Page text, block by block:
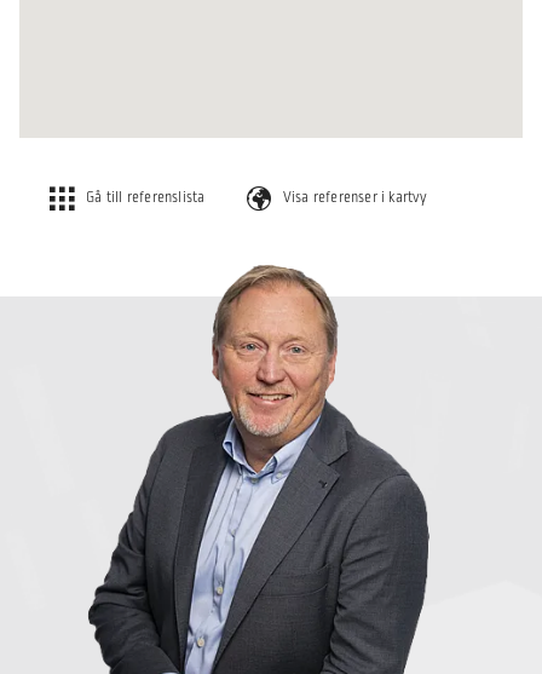
Gå till referenslista Visa referenser i kartvy